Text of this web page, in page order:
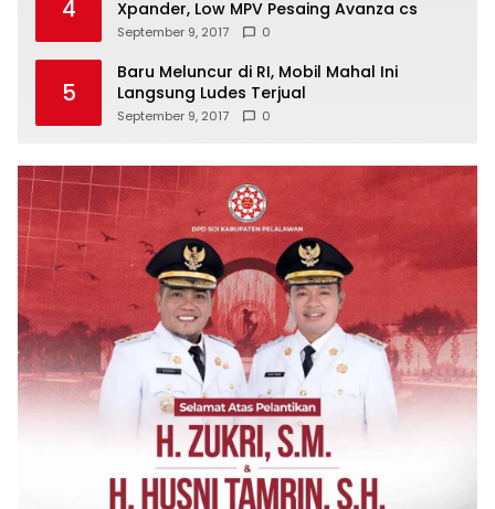
4 Xpander, Low MPV Pesaing Avanza cs
September 9, 2017 0
5
Baru Meluncur di RI, Mobil Mahal Ini
Langsung Ludes Terjual
September 9, 2017 0